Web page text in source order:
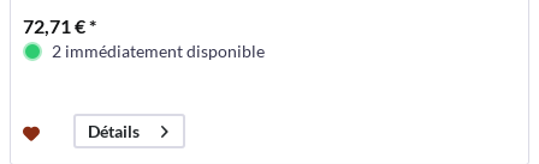
72,71 € *
2 immédiatement disponible
Détails